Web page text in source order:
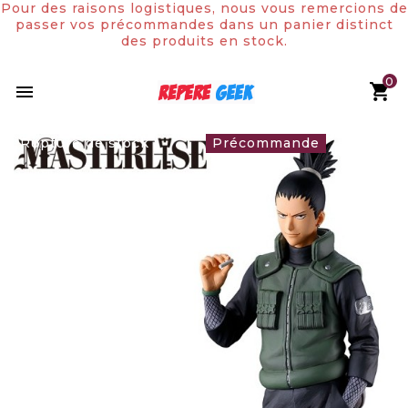

Pour des raisons logistiques, nous vous remercions de
passer vos précommandes dans un panier distinct
des produits en stock.
0
Rupture de stock Précommande